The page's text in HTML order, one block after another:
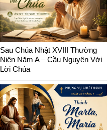
Sau Chúa Nhật XVIII Thường
Niên Năm A – Cầu Nguyện Với
Lời Chúa